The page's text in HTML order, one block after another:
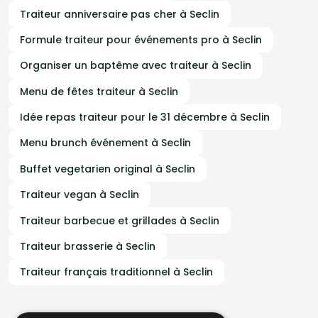
Traiteur anniversaire pas cher à Seclin
Formule traiteur pour événements pro à Seclin
Organiser un baptême avec traiteur à Seclin
Menu de fêtes traiteur à Seclin
Idée repas traiteur pour le 31 décembre à Seclin
Menu brunch événement à Seclin
Buffet vegetarien original à Seclin
Traiteur vegan à Seclin
Traiteur barbecue et grillades à Seclin
Traiteur brasserie à Seclin
Traiteur français traditionnel à Seclin